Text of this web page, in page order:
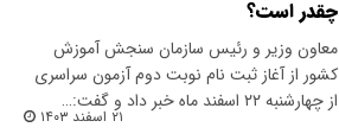
چقدر است؟
معاون وزیر و رئیس سازمان سنجش آموزش
کشور از آغاز ثبت نام نوبت دوم آزمون سراسری
از چهارشنبه ۲۲ اسفند ماه خبر داد و گفت:…
۲۱ اسفند ۱۴۰۳